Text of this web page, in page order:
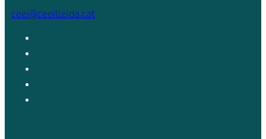
ceei@ceeilleida.cat